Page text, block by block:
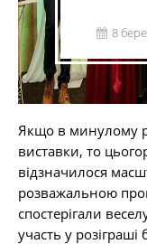
8
Якщо в минулому
виставки, то
відзначилося
розважальною
спостерігали
участь у